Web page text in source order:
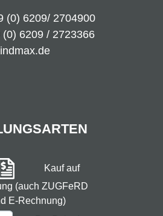
(0) 6209/ 2704900
(0) 6209 / 2723366
Kauf auf
(auch ZUGFeRD
E-Rechnung)